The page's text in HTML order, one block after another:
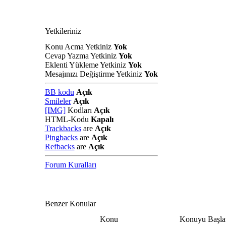
Yetkileriniz
Konu Acma Yetkiniz Yok
Cevap Yazma Yetkiniz Yok
Eklenti Yükleme Yetkiniz Yok
Mesajınızı Değiştirme Yetkiniz Yok
BB kodu Açık
Smileler Açık
[IMG]Kodları Açık
HTML-Kodu Kapalı
Trackbacksare Açık
Pingbacksare Açık
Refbacksare Açık
Forum Kuralları
Benzer Konular
Konu
Konuyu